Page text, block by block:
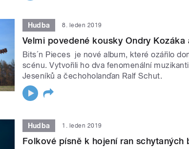
Hudba 8. leden 2019
Velmi povedené kousky Ondry Kozáka
Bits´n Pieces je nové album, které ozářilo
scénu. Vytvořili ho dva fenomenální
Jeseníků a čechoholanďan Ralf Schut.
Hudba 1. leden 2019
Folkové písně k hojení ran schytaných